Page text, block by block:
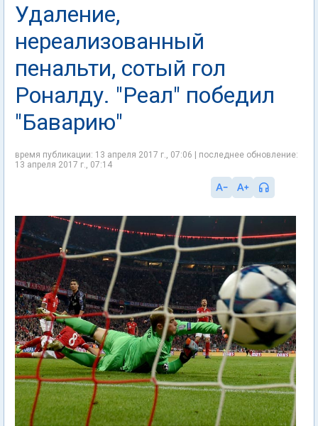
Удаление,
нереализованный
пенальти, сотый гол
Роналду. "Реал" победил
"Баварию"
время публикации: 13 апреля 2017 г., 07:06 | последнее обновление:
13 апреля 2017 г., 07:14